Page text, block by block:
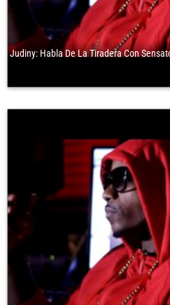
Judiny: Habla De La Tiradera Con